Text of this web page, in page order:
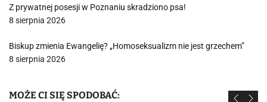
Z prywatnej posesji w Poznaniu skradziono psa!
8 sierpnia 2026
Biskup zmienia Ewangelię? „Homoseksualizm nie jest grzechem”
8 sierpnia 2026
MOŻE CI SIĘ SPODOBAĆ: